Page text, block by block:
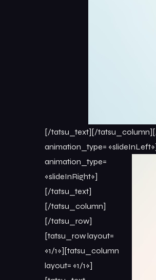
[/tatsu_text][/tatsu_column][/
animation_type=
animation_type=
«slideInRight»]
[/tatsu_text]
[/tatsu_column]
[/tatsu_row]
[tatsu_row layout=
«1/1»][tatsu_column
layout= «1/1»]